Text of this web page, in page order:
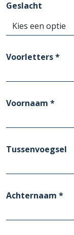
Geslacht
Voorletters *
Voornaam *
Tussenvoegsel
Achternaam *